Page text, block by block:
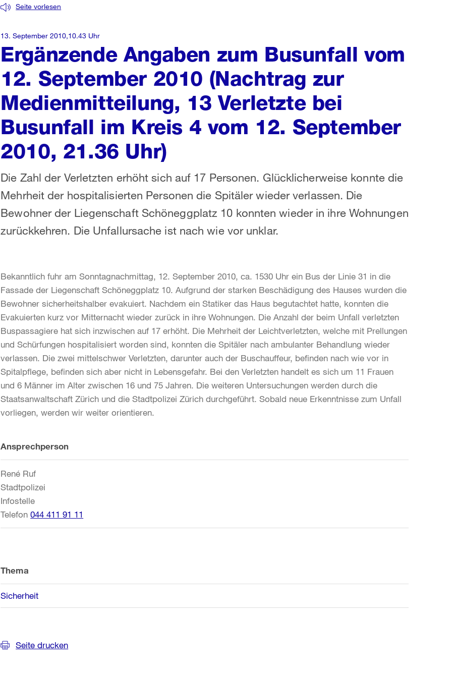
Ergänzende Angaben zum Busunfall vom
12. September 2010 (Nachtrag zur
Medienmitteilung, 13 Verletzte bei
Busunfall im Kreis 4 vom 12. September
2010, 21.36 Uhr)
Seite vorlesen
Die Zahl der Verletzten erhöht sich auf 17 Personen. Glücklicherweise konnte die
Mehrheit der hospitalisierten Personen die Spitäler wieder verlassen. Die
Bewohner der Liegenschaft Schöneggplatz 10 konnten wieder in ihre Wohnungen
zurückkehren. Die Unfallursache ist nach wie vor unklar.
13. September 2010,10.43 Uhr
Bekanntlich fuhr am Sonntagnachmittag, 12. September 2010, ca. 1530 Uhr ein Bus der Linie 31 in die
Fassade der Liegenschaft Schöneggplatz 10. Aufgrund der starken Beschädigung des Hauses wurden die
Bewohner sicherheitshalber evakuiert. Nachdem ein Statiker das Haus begutachtet hatte, konnten die
Evakuierten kurz vor Mitternacht wieder zurück in ihre Wohnungen. Die Anzahl der beim Unfall verletzten
Buspassagiere hat sich inzwischen auf 17 erhöht. Die Mehrheit der Leichtverletzten, welche mit Prellungen
und Schürfungen hospitalisiert worden sind, konnten die Spitäler nach ambulanter Behandlung wieder
verlassen. Die zwei mittelschwer Verletzten, darunter auch der Buschauffeur, befinden nach wie vor in
Spitalpflege, befinden sich aber nicht in Lebensgefahr. Bei den Verletzten handelt es sich um 11 Frauen
und 6 Männer im Alter zwischen 16 und 75 Jahren. Die weiteren Untersuchungen werden durch die
Staatsanwaltschaft Zürich und die Stadtpolizei Zürich durchgeführt. Sobald neue Erkenntnisse zum Unfall
vorliegen, werden wir weiter orientieren.
Weitere
Informationen
Ansprechperson
René Ruf
Stadtpolizei
Infostelle
Telefon 044 411 91 11
Thema
Sicherheit
Seite drucken